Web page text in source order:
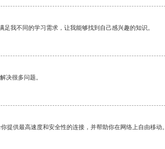
我不同的学习需求，让我能够找到自己感兴趣的知识。
决很多问题。
提供最高速度和安全性的连接，并帮助你在网络上自由移动。